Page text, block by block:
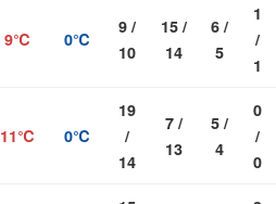
9℃ 0℃
9 /
10
15 /
14
6 /
5
1
/
1
11℃ 0℃
19
/
14
7 /
13
5 /
4
0
/
0